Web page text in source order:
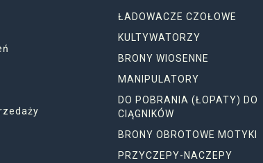
ŁADOWACZE CZOŁOWE
KULTYWATORZY
BRONY WIOSENNE
MANIPULATORY
DO POBRANIA (ŁOPATY) DO
CIĄGNIKÓW
BRONY OBROTOWE MOTYKI
PRZYCZEPY-NACZEPY